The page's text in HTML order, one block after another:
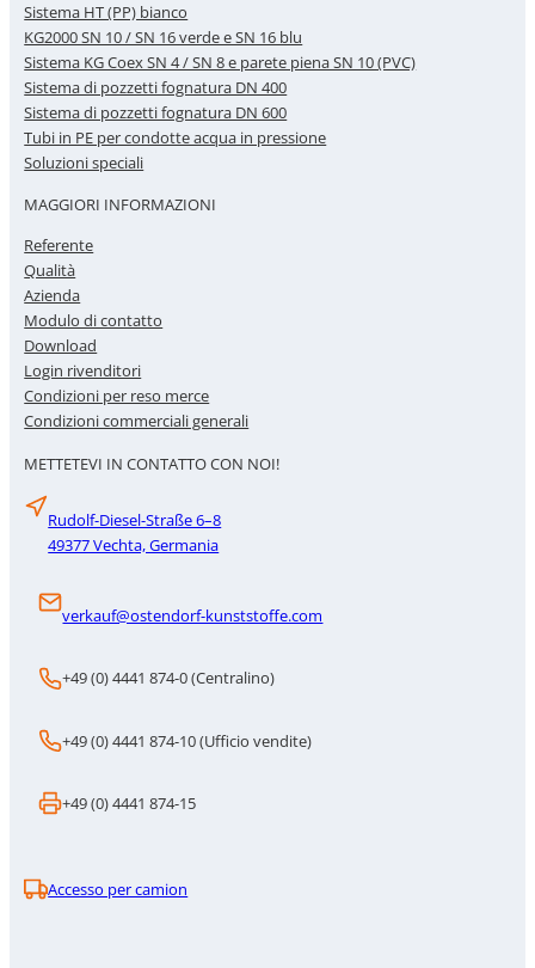
Sistema HT (PP) bianco
KG2000 SN 10 / SN 16 verde e SN 16 blu
Sistema KG Coex SN 4 / SN 8 e parete piena SN 10 (PVC)
Sistema di pozzetti fognatura DN 400
Sistema di pozzetti fognatura DN 600
Tubi in PE per condotte acqua in pressione
Soluzioni speciali
MAGGIORI INFORMAZIONI
Referente
Qualità
Azienda
Modulo di contatto
Download
Login rivenditori
Condizioni per reso merce
Condizioni commerciali generali
METTETEVI IN CONTATTO CON NOI!
Rudolf-Diesel-Straße 6–8
49377 Vechta, Germania
verkauf@ostendorf-kunststoffe.com
+49 (0) 4441 874-0 (Centralino)
+49 (0) 4441 874-10 (Ufficio vendite)
+49 (0) 4441 874-15
Accesso per camion